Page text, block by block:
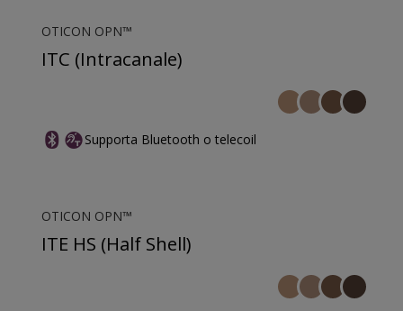
OTICON OPN™
ITC (Intracanale)
Supporta Bluetooth o telecoil
OTICON OPN™
ITE HS (Half Shell)